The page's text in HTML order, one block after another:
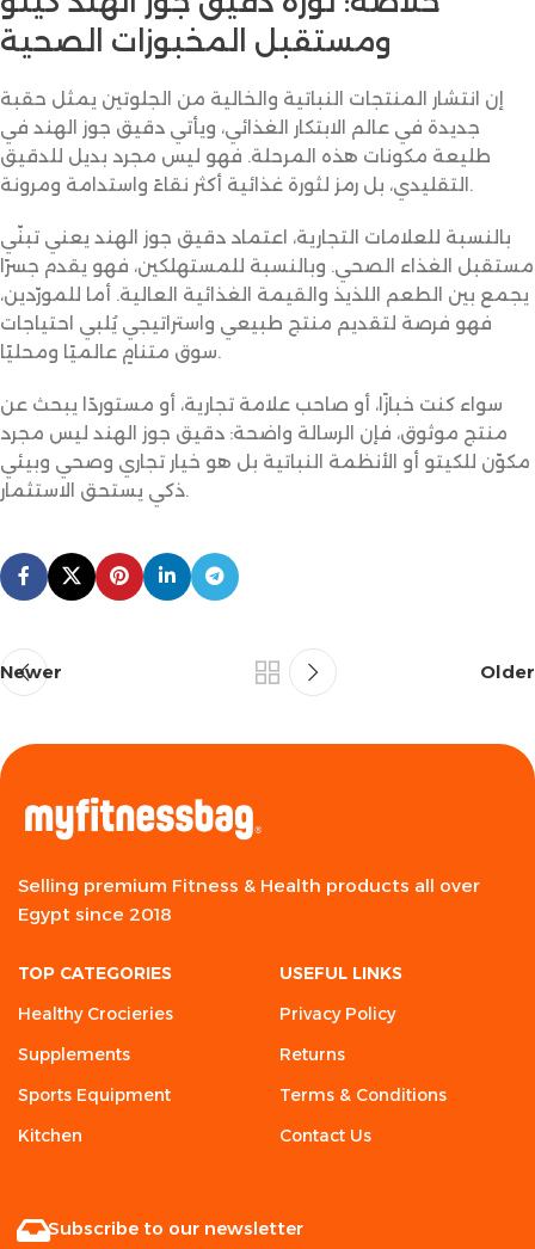
ومستقبل المخبوزات الصحية
إن انتشار المنتجات النباتية والخالية من الجلوتين يمثل حقبة
جديدة في عالم الابتكار الغذائي، ويأتي دقيق جوز الهند في
طليعة مكونات هذه المرحلة. فهو ليس مجرد بديل للدقيق
التقليدي، بل رمز لثورة غذائية أكثر نقاءً واستدامة ومرونة.
بالنسبة للعلامات التجارية، اعتماد دقيق جوز الهند يعني تبنّي
مستقبل الغذاء الصحي. وبالنسبة للمستهلكين، فهو يقدم جسرًا
يجمع بين الطعم اللذيذ والقيمة الغذائية العالية. أما للمورّدين،
فهو فرصة لتقديم منتج طبيعي واستراتيجي يُلبي احتياجات
سوق متنامٍ عالميًا ومحليًا.
سواء كنت خبازًا، أو صاحب علامة تجارية، أو مستوردًا يبحث عن
منتج موثوق، فإن الرسالة واضحة: دقيق جوز الهند ليس مجرد
مكوّن للكيتو أو الأنظمة النباتية بل هو خيار تجاري وصحي وبيئي
ذكي يستحق الاستثمار.
Newer Older
Selling premium Fitness & Health products all over
Egypt since 2018
TOP CATEGORIES
Healthy Crocieries
Supplements
Sports Equipment
Kitchen
USEFUL LINKS
Privacy Policy
Returns
Terms & Conditions
Contact Us
Subscribe to our newsletter